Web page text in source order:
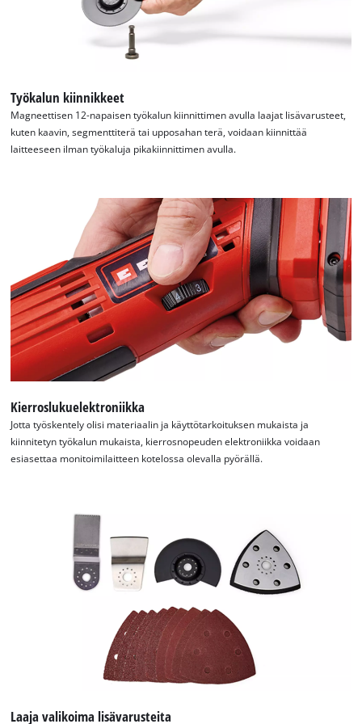
Työkalun kiinnikkeet
Magneettisen 12-napaisen työkalun kiinnittimen avulla laajat lisävarusteet,
kuten kaavin, segmenttiterä tai upposahan terä, voidaan kiinnittää
laitteeseen ilman työkaluja pikakiinnittimen avulla.
Kierroslukuelektroniikka
Jotta työskentely olisi materiaalin ja käyttötarkoituksen mukaista ja
kiinnitetyn työkalun mukaista, kierrosnopeuden elektroniikka voidaan
esiasettaa monitoimilaitteen kotelossa olevalla pyörällä.
Laaja valikoima lisävarusteita